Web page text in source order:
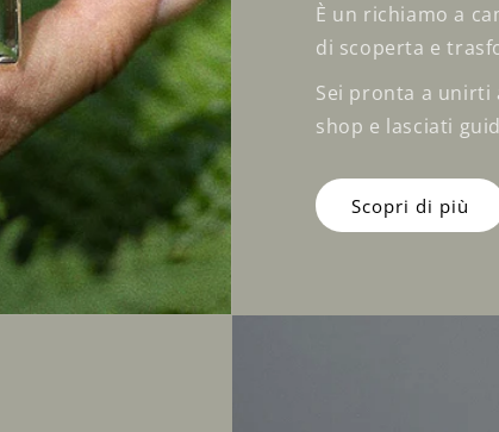
È un richiamo a
di scoperta e
Sei pronta a unirti
shop e lasciati
Scopri di più